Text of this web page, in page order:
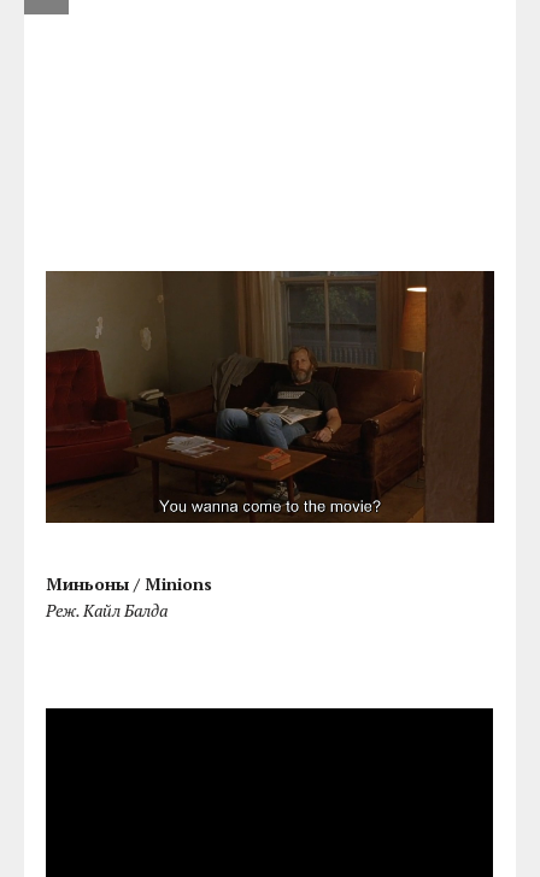
Миньоны / Minions
Реж. Кайл Балда